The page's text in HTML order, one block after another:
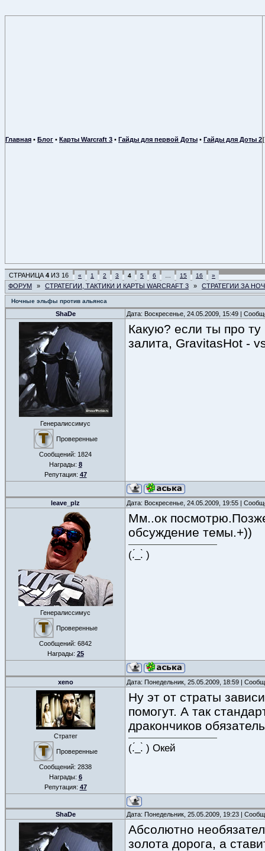
Главная • Блог • Карты Warcraft 3 • Гайды для первой Доты • Гайды для Доты 2
СТРАНИЦА 4 ИЗ 16 « 1 2 3 4 5 6 15 16 »
ФОРУМ » СТРАТЕГИИ, ТАКТИКИ И КАРТЫ WARCRAFT 3 » СТРАТЕГИИ ЗА
Ночные эльфы против альянса
ShaDe Дата: Воскресенье, 24.05.2009, 15:49 |
Генералиссимус
Проверенные
Сообщений: 1824
Награды: 8
Репутация: 47
Какую? если ты про
залита, GravitasHot -
leave_plz Дата: Воскресенье, 24.05.2009, 19:55 |
Генералиссимус
Проверенные
Сообщений: 6842
Награды: 25
Мм..ок
обсуждение темы.+))
(.́_.̀ )
xeno Дата: Понедельник, 25.05.2009, 18:59 |
Стратег
Проверенные
Сообщений: 2838
Награды: 6
Репутация: 47
Ну эт от страты
помогут. А так
дракончиков
(.́_.̀ ) Окей
ShaDe Дата: Понедельник, 25.05.2009, 19:23 |
Абсолютно
золота дорога, а